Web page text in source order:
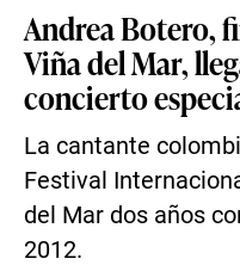
Andrea Botero,
Viña del Mar,
concierto
La cantante
Festival
del Mar dos años
2012.